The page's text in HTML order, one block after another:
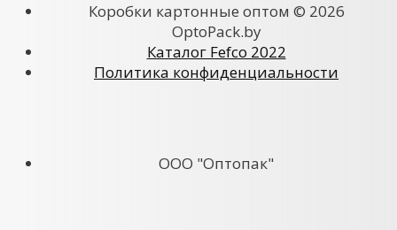
Коробки картонные оптом © 2026
OptoPack.by
Каталог Fefco 2022
Политика конфиденциальности
ООО "Оптопак"